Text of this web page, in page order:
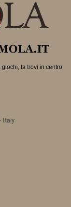
la trovi in centro
Italy